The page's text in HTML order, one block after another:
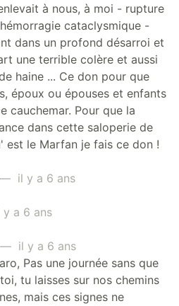
à nous, à moi - rupture
cataclysmique -
dans un profond désarroi et
une terrible colère et aussi
haine ... Ce don pour que
époux ou épouses et enfants
cauchemar. Pour que la
dans cette saloperie de
est le Marfan je fais ce don !
— il y a 6 ans
a 6 ans
— il y a 6 ans
Pas une journée sans que
tu laisses sur nos chemins
mais ces signes ne